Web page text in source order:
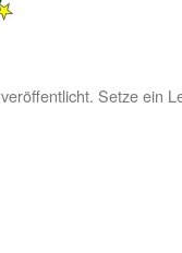
veröffentlicht. Setze ein